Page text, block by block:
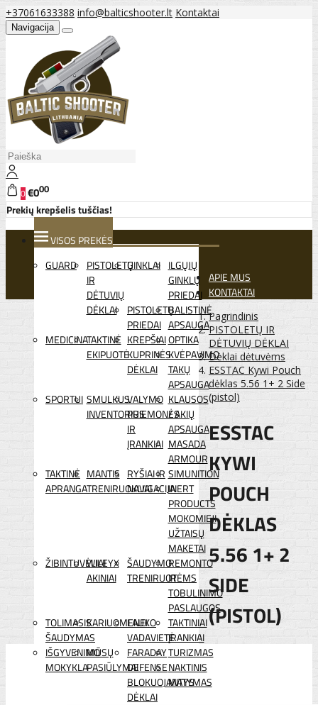
+37061633388 info@balticshooter.lt Kontaktai
Navigacija
0€000
Prekių krepšelis tuščias!
VISOS PREKĖS
GUARD
PISTOLETŲ
IR
DĖTUVIŲ
DĖKLAI
GINKLAI ILGŲJŲ
GINKLŲ
PRIEDAI
PISTOLETŲ
PRIEDAI
BALISTINĖ
APSAUGA
MEDICINATAKTINĖ
EKIPUOTĖ
KREPŠIAI
KUPRINĖS
DĖKLAI
OPTIKA
KVĖPAVIMO
TAKŲ
APSAUGA
SPORTUI SMULKUS
INVENTORIUS
VALYMO
PRIEMONĖS
IR
ĮRANKIAI
KLAUSOS
/ AKIŲ
APSAUGA
MASADA
ARMOUR
TAKTINĖ
APRANGA
MANTIS
TRENIRUOKLIAI
RYŠIAI IR
NAVIGACIJA
SIMUNITION
INERT
PRODUCTS
MOKOMIEJI
UŽTAISŲ
MAKETAI
ŽIBINTUVĖLIAI
WILEYX
AKINIAI
ŠAUDYMO
TRENIRUOTĖMS
REMONTO
IR
TOBULINIMO
PASLAUGOS
TOLIMASIS
ŠAUDYMAS
KARIUOMENEI
LAUKO
VADAVIETĖ
TAKTINIAI
ĮRANKIAI
IŠGYVENIMO
MOKYKLA
MŪSŲ
PASIŪLYMAI
FARADAY
DEFENSE
BLOKUOJANTYS
DĖKLAI
TURIZMAS
NAKTINIS
MATYMAS
APIE MUS
KONTAKTAI
Pagrindinis
PISTOLETŲ IR
DĖTUVIŲ DĖKLAI
Dėklai dėtuvėms
ESSTAC Kywi Pouch
dėklas 5.56 1+ 2 Side
(pistol)
ESSTAC
KYWI
POUCH
DĖKLAS
5.56 1+ 2
SIDE
(PISTOL)